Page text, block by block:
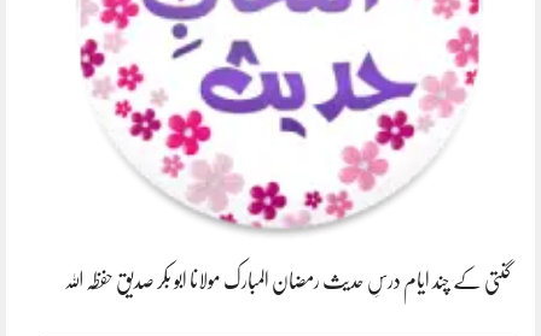
گنتی کے چند ایام درسِ حدیث رمضان المبارک مولانا ابو بکر صدیق حفظہ اللہ